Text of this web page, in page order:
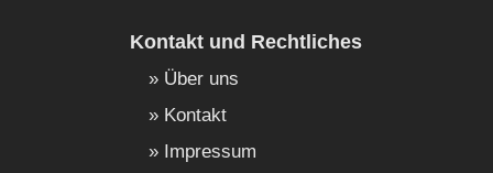
Kontakt und Rechtliches
Über uns
Kontakt
Impressum